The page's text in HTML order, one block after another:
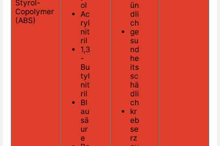
Styrol-
Copolymer
(ABS)
ol
Ac
ryl
nit
ril
1,3
-
Bu
tyl
nit
ril
Bl
au
sä
ur
e
ün
dli
ch
ge
su
nd
he
its
sc
hä
dli
ch
kr
eb
se
rz